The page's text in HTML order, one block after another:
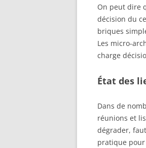
On peut dire
décision du
briques
Les micro-
charge
État des
Dans de
réunions et
dégrader,
pratique